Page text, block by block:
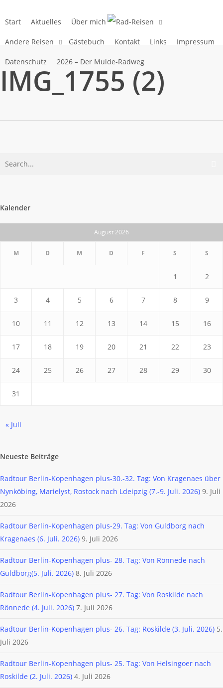
to
content
Start Aktuelles Über mich Rad-Reisen
Andere Reisen Gästebuch Kontakt Links Impressum
Datenschutz 2026 – Der Mulde-Radweg
IMG_1755 (2)
Kalender
August 2026
M D M D F S S
1 2
3 4 5 6 7 8 9
10 11 12 13 14 15 16
17 18 19 20 21 22 23
24 25 26 27 28 29 30
31
« Juli
Neueste Beiträge
Radtour Berlin-Kopenhagen plus-30.-32. Tag: Von Kragenaes über
Nynköbing, Marielyst, Rostock nach Ldeipzig (7.-9. Juli. 2026) 9. Juli
2026
Radtour Berlin-Kopenhagen plus-29. Tag: Von Guldborg nach
Kragenaes (6. Juli. 2026) 9. Juli 2026
Radtour Berlin-Kopenhagen plus- 28. Tag: Von Rönnede nach
Guldborg(5. Juli. 2026) 8. Juli 2026
Radtour Berlin-Kopenhagen plus- 27. Tag: Von Roskilde nach
Rönnede (4. Juli. 2026) 7. Juli 2026
Radtour Berlin-Kopenhagen plus- 26. Tag: Roskilde (3. Juli. 2026) 5.
Juli 2026
Radtour Berlin-Kopenhagen plus- 25. Tag: Von Helsingoer nach
Roskilde (2. Juli. 2026) 4. Juli 2026